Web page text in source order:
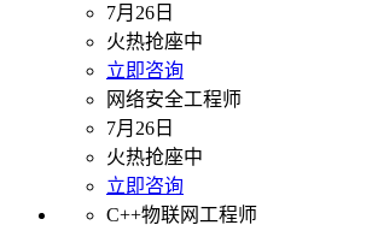
7月26日
火热抢座中
立即咨询
网络安全工程师
7月26日
火热抢座中
立即咨询
C++物联网工程师